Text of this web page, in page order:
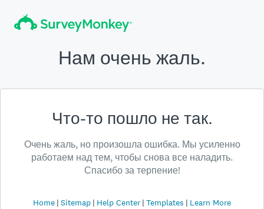
Нам очень жаль.
Что-то пошло не так.
Очень жаль, но произошла ошибка. Мы усиленно
работаем над тем, чтобы снова все наладить.
Спасибо за терпение!
Home Sitemap Help Center Templates Learn More